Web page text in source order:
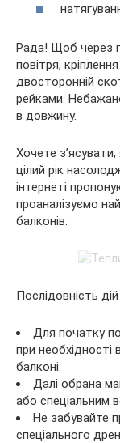
Рада! Щоб через
повітря,
двосторонній
рейками.
в довжину.
Хочете
цілий рік
інтернеті
проаналізуємо
балконів.
Послідовність дій
Для початку
при необхідності
балконі.
Далі обрана
або спеціальним
Не забувайте
спеціального